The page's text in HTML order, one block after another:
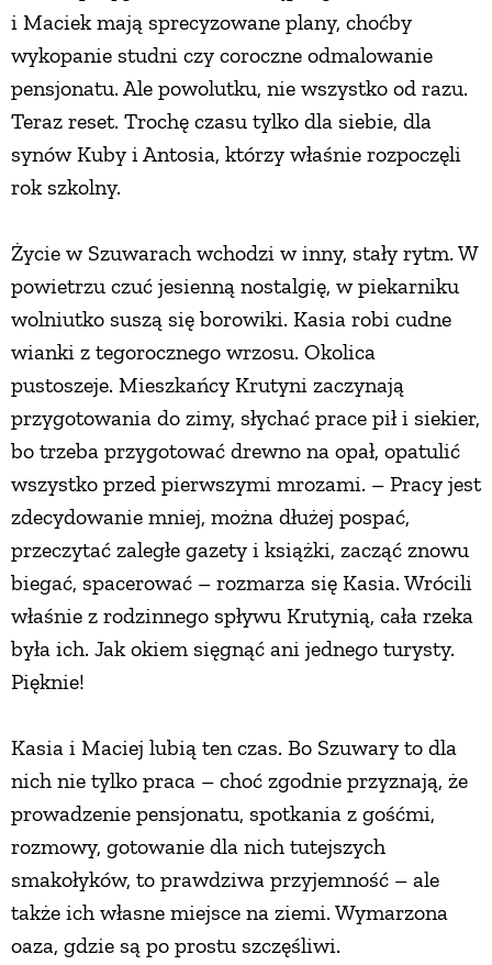
i Maciek mają sprecyzowane plany, choćby
wykopanie studni czy coroczne odmalowanie
pensjonatu. Ale powolutku, nie wszystko od razu.
Teraz reset. Trochę czasu tylko dla siebie, dla
synów Kuby i Antosia, którzy właśnie rozpoczęli
rok szkolny.
Życie w Szuwarach wchodzi w inny, stały rytm. W
powietrzu czuć jesienną nostalgię, w piekarniku
wolniutko suszą się borowiki. Kasia robi cudne
wianki z tegorocznego wrzosu. Okolica
pustoszeje. Mieszkańcy Krutyni zaczynają
przygotowania do zimy, słychać prace pił i siekier,
bo trzeba przygotować drewno na opał, opatulić
wszystko przed pierwszymi mrozami. – Pracy jest
zdecydowanie mniej, można dłużej pospać,
przeczytać zaległe gazety i książki, zacząć znowu
biegać, spacerować – rozmarza się Kasia. Wrócili
właśnie z rodzinnego spływu Krutynią, cała rzeka
była ich. Jak okiem sięgnąć ani jednego turysty.
Pięknie!
Kasia i Maciej lubią ten czas. Bo Szuwary to dla
nich nie tylko praca – choć zgodnie przyznają, że
prowadzenie pensjonatu, spotkania z gośćmi,
rozmowy, gotowanie dla nich tutejszych
smakołyków, to prawdziwa przyjemność – ale
także ich własne miejsce na ziemi. Wymarzona
oaza, gdzie są po prostu szczęśliwi.